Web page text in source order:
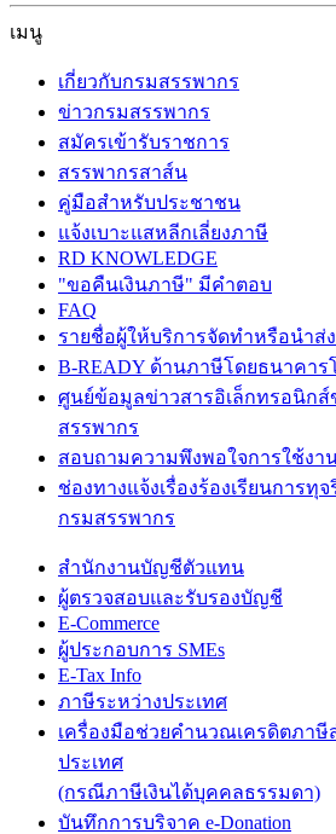
เมนู
เกี่ยวกับกรมสรรพากร
ข่าวกรมสรรพากร
สมัครเข้ารับราชการ
สรรพากรสาส์น
คู่มือสำหรับประชาชน
แจ้งเบาะแสหลีกเลี่ยงภาษี
RD KNOWLEDGE
"ขอคืนเงินภาษี" มีคำตอบ
FAQ
รายชื่อผู้ให้บริการจัดทำหรือนำส่
B-READY ด้านภาษีโดยธนาคาร
ศูนย์ข้อมูลข่าวสารอิเล็กทรอนิกส์
สรรพากร
สอบถามความพึงพอใจการใช้งา
ช่องทางแจ้งเรื่องร้องเรียนการ
กรมสรรพากร
สำนักงานบัญชีตัวแทน
ผู้ตรวจสอบและรับรองบัญชี
E-Commerce
ผู้ประกอบการ SMEs
E-Tax Info
ภาษีระหว่างประเทศ
เครื่องมือช่วยคำนวณเครดิตภาษี
ประเทศ
(กรณีภาษีเงินได้บุคคลธรรมดา)
บันทึกการบริจาค e-Donation